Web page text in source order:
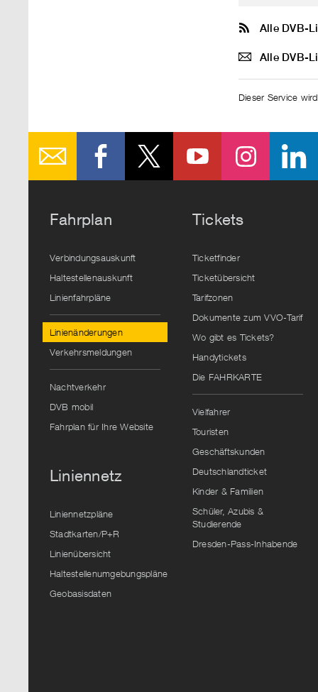
Alle DVB-
Alle DVB-
Dieser Service
Fahrplan
Verbindungsauskunft
Haltestellenauskunft
Linienfahrpläne
Linienänderungen
Verkehrsmeldungen
Nachtverkehr
DVB mobil
Fahrplan für Ihre Website
Liniennetz
Liniennetzpläne
Stadtkarten/P+R
Linienübersicht
Haltestellenumgebungspläne
Geobasisdaten
Tickets
Ticketfinder
Ticketübersicht
Tarifzonen
Dokumente zum VVO-Tarif
Wo gibt es Tickets?
Handytickets
Die FAHRKARTE
Vielfahrer
Touristen
Geschäftskunden
Deutschlandticket
Kinder & Familien
Schüler, Azubis &
Studierende
Dresden-Pass-Inhabende